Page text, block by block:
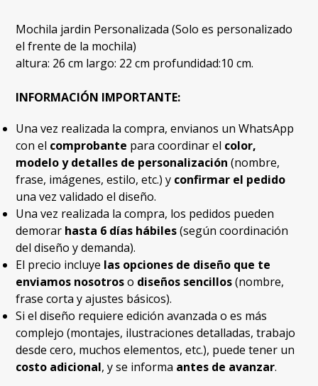
Mochila jardin Personalizada (Solo es personalizado
el frente de la mochila)
altura: 26 cm largo: 22 cm profundidad:10 cm.
INFORMACIÓN IMPORTANTE:
Una vez realizada la compra, envianos un WhatsApp
con el comprobante para coordinar el color,
modelo y detalles de personalización (nombre,
frase, imágenes, estilo, etc.) y confirmar el pedido
una vez validado el diseño.
Una vez realizada la compra, los pedidos pueden
demorar hasta 6 días hábiles(según coordinación
del diseño y demanda).
El precio incluye las opciones de diseño que te
enviamos nosotroso diseños sencillos(nombre,
frase corta y ajustes básicos).
Si el diseño requiere edición avanzada o es más
complejo (montajes, ilustraciones detalladas, trabajo
desde cero, muchos elementos, etc.), puede tener un
costo adicional, y se informa antes de avanzar.